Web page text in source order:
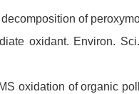
of
oxidant. Environ.
oxidation of organic